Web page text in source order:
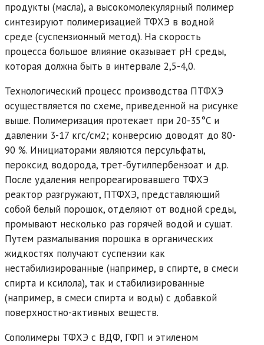
продукты (масла), а высокомолекулярный полимер
синтезируют полимеризацией ТФХЭ в водной
среде (суспензионный метод). На скорость
процесса большое влияние оказывает рН среды,
которая должна быть в интервале 2,5-4,0.
Технологический процесс производства ПТФХЭ
осуществляется по схеме, приведенной на рисунке
выше. Полимеризация протекает при 20-35°С и
давлении 3-17 кгс/см2; конверсию доводят до 80-
90 %. Инициаторами являются персульфаты,
пероксид водорода, трет-бутилпербензоат и др.
После удаления непрореагировавшего ТФХЭ
реактор разгружают, ПТФХЭ, представляющий
собой белый порошок, отделяют от водной среды,
промывают несколько раз горячей водой и сушат.
Путем размалывания порошка в органических
жидкостях получают суспензии как
нестабилизированные (например, в спирте, в смеси
спирта и ксилола), так и стабилизированные
(например, в смеси спирта и воды) с добавкой
поверхностно-активных веществ.
Сополимеры ТФХЭ с ВДФ, ГФП и этиленом